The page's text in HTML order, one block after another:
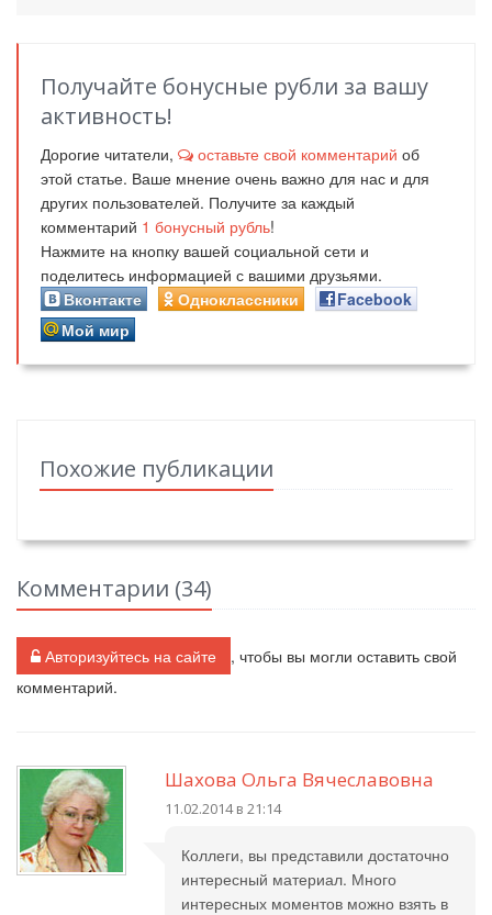
Получайте бонусные рубли за вашу
активность!
Дорогие читатели, оставьте свой комментарий об
этой статье. Ваше мнение очень важно для нас и для
других пользователей. Получите за каждый
комментарий 1 бонусный рубль!
Нажмите на кнопку вашей социальной сети и
поделитесь информацией с вашими друзьями.
Вконтакте
Одноклассники
Facebook
Мой мир
Похожие публикации
Комментарии (34)
Авторизуйтесь на сайте
, чтобы вы могли оставить свой
комментарий.
Шахова Ольга Вячеславовна
11.02.2014 в 21:14
Коллеги, вы представили достаточно
интересный материал. Много
интересных моментов можно взять в